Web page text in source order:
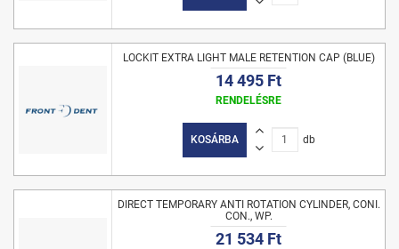
LOCKIT EXTRA LIGHT MALE RETENTION CAP (BLUE)
14 495 Ft
RENDELÉSRE
KOSÁRBA db
DIRECT TEMPORARY ANTI ROTATION CYLINDER, CONI.
CON., WP.
21 534 Ft